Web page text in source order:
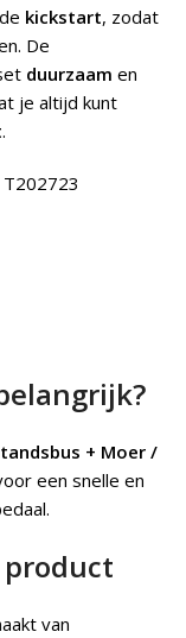
kickstart, zodat
De
duurzaam en
je altijd kunt
.
+ Moer /
een snelle en
van